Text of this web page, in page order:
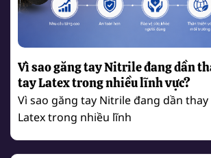
Vì sao găng tay Nitrile đang dần
tay Latex trong nhiều lĩnh vực?
Vì sao găng tay Nitrile đang dần
Latex trong nhiều lĩnh